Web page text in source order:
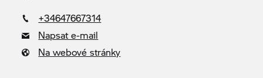
+34647667314
Napsat e-mail
Na webové stránky